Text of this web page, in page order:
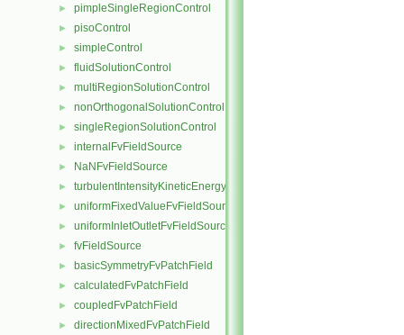
► pimpleSingleRegionControl
► pisoControl
► simpleControl
► fluidSolutionControl
► multiRegionSolutionControl
► nonOrthogonalSolutionControl
► singleRegionSolutionControl
► internalFvFieldSource
► NaNFvFieldSource
► turbulentIntensityKineticEnergyFvScalarFieldSource
► uniformFixedValueFvFieldSource
► uniformInletOutletFvFieldSource
► fvFieldSource
► basicSymmetryFvPatchField
► calculatedFvPatchField
► coupledFvPatchField
► directionMixedFvPatchField